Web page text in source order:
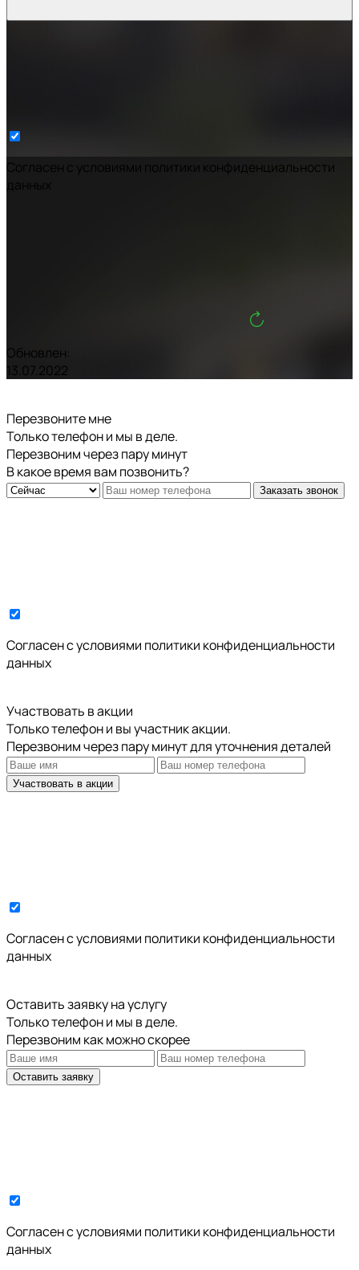
Cогласен с условиями политики конфиденциальности
данных
Обновлен:
13.07.2022
Перезвоните мне
Только телефон и мы в деле.
Перезвоним через пару минут
В какое время вам позвонить?
Заказать звонок
Cогласен с условиями политики конфиденциальности
данных
Участвовать в акции
Только телефон и вы участник акции.
Перезвоним через пару минут для уточнения деталей
Участвовать в акции
Cогласен с условиями политики конфиденциальности
данных
Оставить заявку на услугу
Только телефон и мы в деле.
Перезвоним как можно скорее
Оставить заявку
Cогласен с условиями политики конфиденциальности
данных